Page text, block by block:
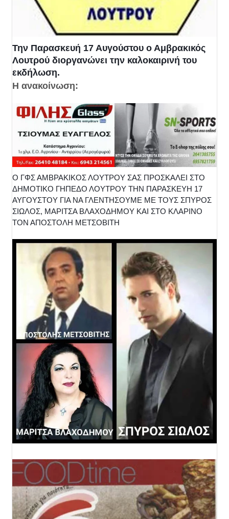
Την Παρασκευή 17 Αυγούστου ο Αμβρακικός
Λουτρού διοργανώνει την καλοκαιρινή του
εκδήλωση.
Η ανακοίνωση:
Ο ΓΦΣ ΑΜΒΡΑΚΙΚΟΣ ΛΟΥΤΡΟΥ ΣΑΣ ΠΡΟΣΚΑΛΕΙ ΣΤΟ
ΔΗΜΟΤΙΚΟ ΓΗΠΕΔΟ ΛΟΥΤΡΟΥ ΤΗΝ ΠΑΡΑΣΚΕΥΗ 17
ΑΥΓΟΥΣΤΟΥ ΓΙΑ ΝΑ ΓΛΕΝΤΗΣΟΥΜΕ ΜΕ ΤΟΥΣ ΣΠΥΡΟΣ
ΣΙΩΛΟΣ, ΜΑΡΙΤΣΑ ΒΛΑΧΟΔΗΜΟΥ ΚΑΙ ΣΤΟ ΚΛΑΡΙΝΟ
ΤΟΝ ΑΠΟΣΤΟΛΗ ΜΕΤΣΟΒΙΤΗ